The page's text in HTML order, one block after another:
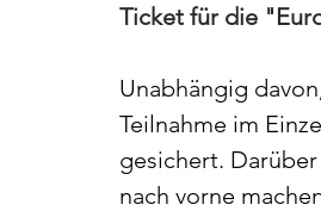
Ticket für die
Unabhängig
Teilnahme im
gesichert.
nach vorne